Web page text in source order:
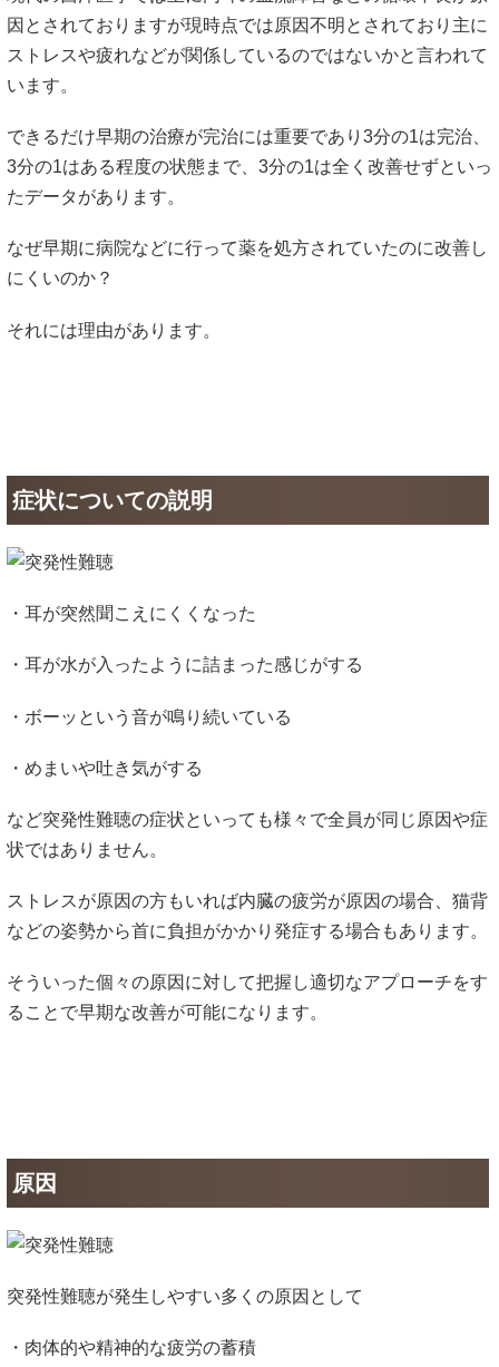
因とされておりますが現時点では原因不明とされており主に
ストレスや疲れなどが関係しているのではないかと言われて
います。
できるだけ早期の治療が完治には重要であり3分の1は完治、
3分の1はある程度の状態まで、3分の1は全く改善せずといっ
たデータがあります。
なぜ早期に病院などに行って薬を処方されていたのに改善し
にくいのか？
それには理由があります。
症状についての説明
・耳が突然聞こえにくくなった
・耳が水が入ったように詰まった感じがする
・ボーッという音が鳴り続いている
・めまいや吐き気がする
など突発性難聴の症状といっても様々で全員が同じ原因や症
状ではありません。
ストレスが原因の方もいれば内臓の疲労が原因の場合、猫背
などの姿勢から首に負担がかかり発症する場合もあります。
そういった個々の原因に対して把握し適切なアプローチをす
ることで早期な改善が可能になります。
原因
突発性難聴が発生しやすい多くの原因として
・肉体的や精神的な疲労の蓄積